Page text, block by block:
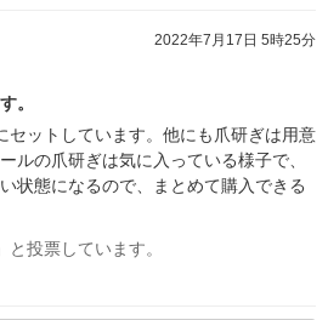
2022年7月17日 5時25分
。
セットしています。他にも爪研ぎは用意
ルの爪研ぎは気に入っている様子で、
状態になるので、まとめて購入できる
投票しています。